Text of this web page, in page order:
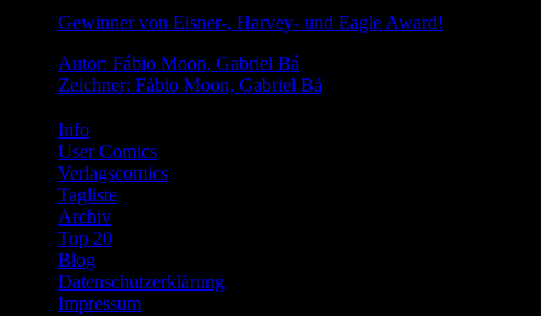
Gewinner von Eisner-, Harvey- und Eagle Award!
Autor: Fábio Moon, Gabriel Bá
Zeichner: Fábio Moon, Gabriel Bá
Info
User Comics
Verlagscomics
Tagliste
Archiv
Top 20
Blog
Datenschutzerklärung
Impressum